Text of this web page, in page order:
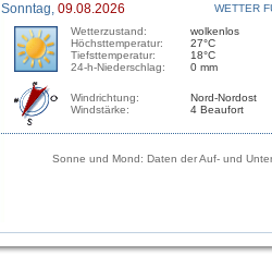
Sonntag, 09.08.2026
WETTER
Wetterzustand:
Höchsttemperatur:
Tiefsttemperatur:
24-h-Niederschlag:
wolkenlos
27°C
18°C
0 mm
Windrichtung:
Windstärke:
Nord-Nordost
4 Beaufort
Sonne und Mond: Daten der Auf- und